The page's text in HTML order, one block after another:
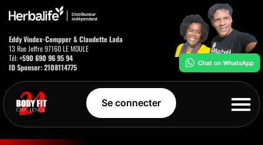
Eddy Vindex-Compper & Claudette Lada
13 Rue Joffre 97160 LE MOULE
Tél:+590 690 96 95 94
ID Sponsor: 2108114775
Se connecter